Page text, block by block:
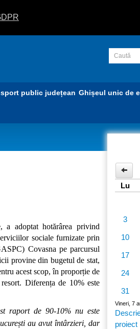
public județean Ghișeul unic de
a adoptat hotărârea privind
sociale furnizate prin
Covasna pe parcursul
provine din bugetul de stat,
acest scop, în proporție de
Diferența de 10% este
raport de 90-10% nu este
au avut întârzieri, dar
Lu
3
10
17
24
31
Vineri, 7
proiect